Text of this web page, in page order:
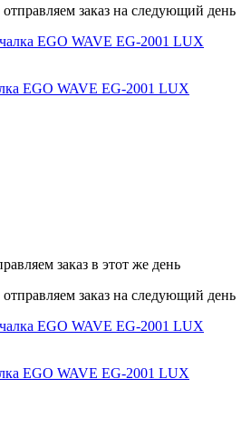
отправляем заказ на следующий день
EGO WAVE EG-2001 LUX
заказ в этот же день
отправляем заказ на следующий день
EGO WAVE EG-2001 LUX